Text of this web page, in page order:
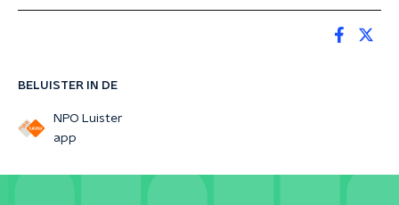
BELUISTER IN DE
NPO Luister
app